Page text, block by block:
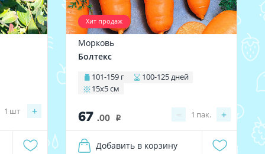
+
1 шт
Хит продаж
Морковь
Болтекс
101-159 г
100-125 дней
15х5 см
67 .00 i − +
1 пак.
Добавить в корзину